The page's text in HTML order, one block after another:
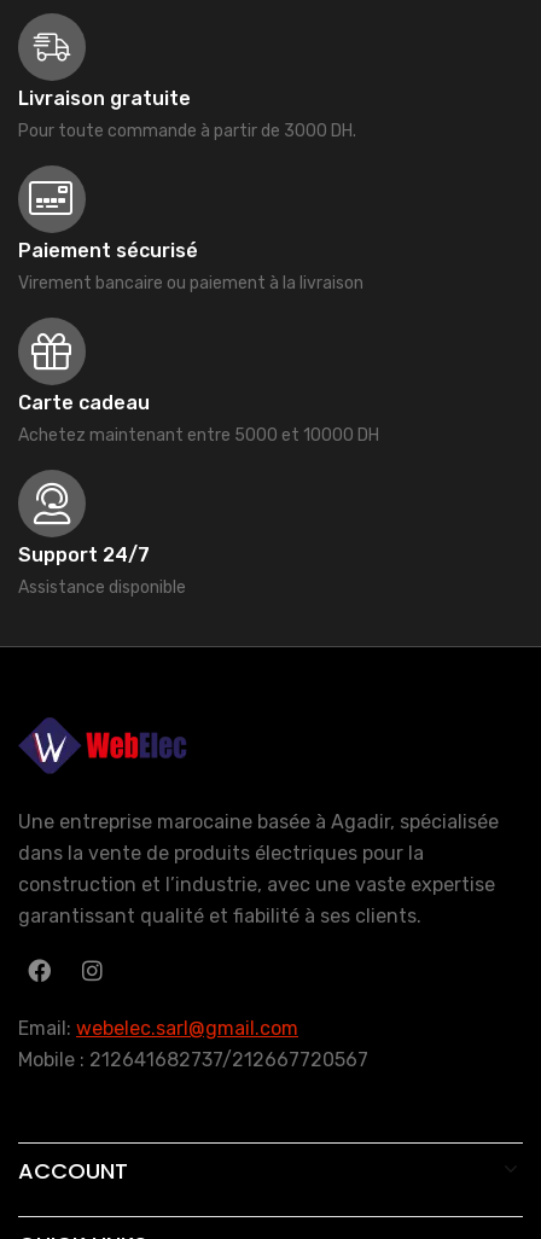
Livraison gratuite
Pour toute commande à partir de 3000 DH.
Paiement sécurisé
Virement bancaire ou paiement à la livraison
Carte cadeau
Achetez maintenant entre 5000 et 10000 DH
Support 24/7
Assistance disponible
Une entreprise marocaine basée à Agadir, spécialisée
dans la vente de produits électriques pour la
construction et l’industrie, avec une vaste expertise
garantissant qualité et fiabilité à ses clients.
Email: webelec.sarl@gmail.com
Mobile : 212641682737/212667720567
ACCOUNT